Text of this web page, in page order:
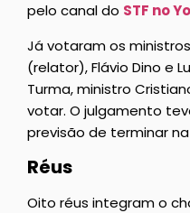
pelo canal do STF no
Já votaram os
(relator), Flávio Dino e
Turma, ministro
votar. O julgamento
previsão de terminar
Réus
Oito réus integram o